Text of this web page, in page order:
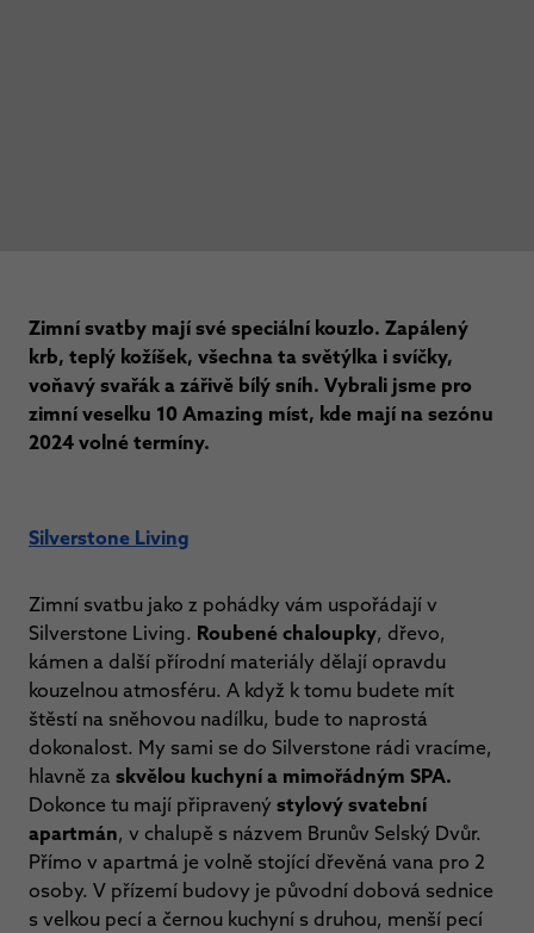
Zimní svatby mají své speciální kouzlo. Zapálený
krb, teplý kožíšek, všechna ta světýlka i svíčky,
voňavý svařák a zářivě bílý sníh. Vybrali jsme pro
zimní veselku 10 Amazing míst, kde mají na sezónu
2024 volné termíny.
Silverstone Living
Zimní svatbu jako z pohádky vám uspořádají v
Silverstone Living. Roubené chaloupky, dřevo,
kámen a další přírodní materiály dělají opravdu
kouzelnou atmosféru. A když k tomu budete mít
štěstí na sněhovou nadílku, bude to naprostá
dokonalost. My sami se do Silverstone rádi vracíme,
hlavně za skvělou kuchyní a mimořádným SPA.
Dokonce tu mají připravený stylový svatební
apartmán, v chalupě s názvem Brunův Selský Dvůr.
Přímo v apartmá je volně stojící dřevěná vana pro 2
osoby. V přízemí budovy je původní dobová sednice
s velkou pecí a černou kuchyní s druhou, menší pecí